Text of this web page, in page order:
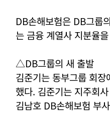
DB손해보험은 DB그룹
는 금융 계열사 지분율
△DB그룹의 새 출발
김준기는 동부그룹 회
했다. 김준기는 지주회
김남호 DB손해보험 부